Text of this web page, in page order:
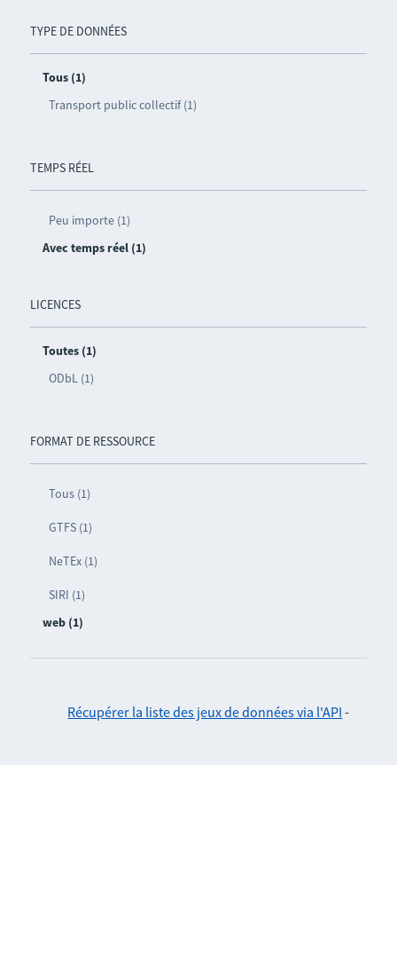
TYPE DE DONNÉES
Tous (1)
Transport public collectif (1)
TEMPS RÉEL
Peu importe (1)
Avec temps réel (1)
LICENCES
Toutes (1)
ODbL (1)
FORMAT DE RESSOURCE
Tous (1)
GTFS (1)
NeTEx (1)
SIRI (1)
web (1)
Récupérer la liste des jeux de données via l'API -